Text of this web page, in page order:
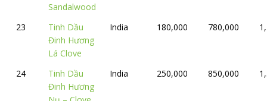
Sandalwood
23
Tinh Dầu
Đinh Hương
Lá Clove
India 180,000 780,000
24
Tinh Dầu
Đinh Hương
India 250,000 850,000